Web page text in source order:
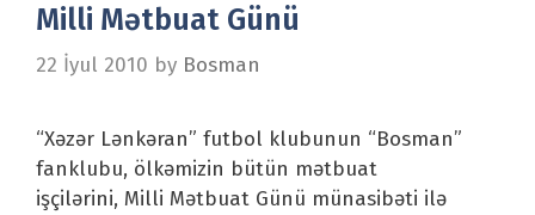
Milli Mətbuat Günü
22 İyul 2010 by Bosman
“Xəzər Lənkəran” futbol klubunun “Bosman”
fanklubu, ölkəmizin bütün mətbuat
işçilərini, Milli Mətbuat Günü münasibəti ilə